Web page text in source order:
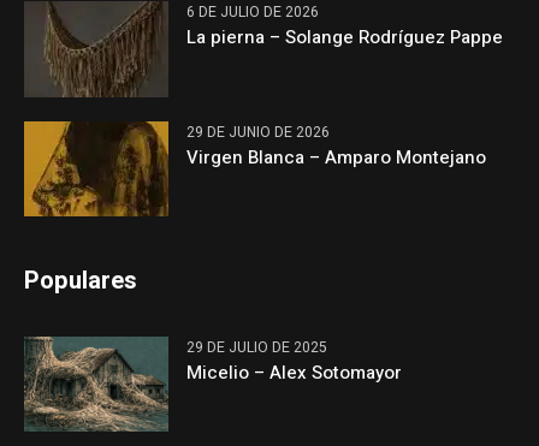
6 DE JULIO DE 2026
La pierna – Solange Rodríguez Pappe
29 DE JUNIO DE 2026
Virgen Blanca – Amparo Montejano
Populares
29 DE JULIO DE 2025
Micelio – Alex Sotomayor